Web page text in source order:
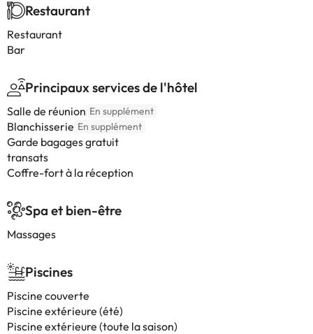
Restaurant
Restaurant
Bar
Principaux services de l'hôtel
Salle de réunion En supplément
Blanchisserie En supplément
Garde bagages gratuit
transats
Coffre-fort à la réception
Spa et bien-être
Massages
Piscines
Piscine couverte
Piscine extérieure (été)
Piscine extérieure (toute la saison)